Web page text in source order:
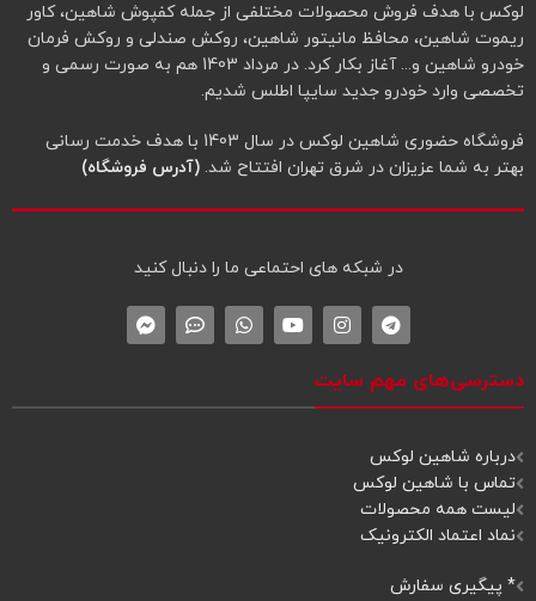
لوکس با هدف فروش محصولات مختلفی از جمله کفپوش شاهین، کاور
ریموت شاهین، محافظ مانیتور شاهین، روکش صندلی و روکش فرمان
خودرو شاهین و... آغاز بکار کرد. در مرداد 1403 هم به صورت رسمی و
تخصصی وارد خودرو جدید سایپا اطلس شدیم.
فروشگاه حضوری شاهین لوکس در سال 1403 با هدف خدمت رسانی
بهتر به شما عزیزان در شرق تهران افتتاح شد. (آدرس فروشگاه)
در شبکه‌ های احتماعی ما را دنبال کنید
دسترسی‌های مهم سایت
درباره شاهین لوکس
تماس با شاهین لوکس
لیست همه محصولات
نماد اعتماد الکترونیک
* پیگیری سفارش